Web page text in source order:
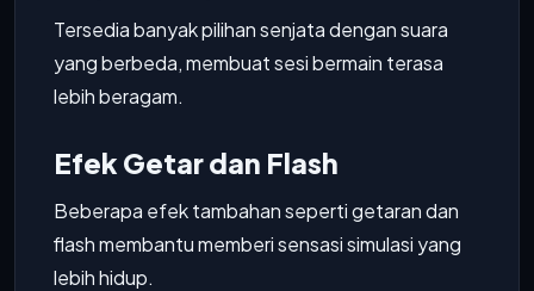
Tersedia banyak pilihan senjata dengan suara
yang berbeda, membuat sesi bermain terasa
lebih beragam.
Efek Getar dan Flash
Beberapa efek tambahan seperti getaran dan
flash membantu memberi sensasi simulasi yang
lebih hidup.